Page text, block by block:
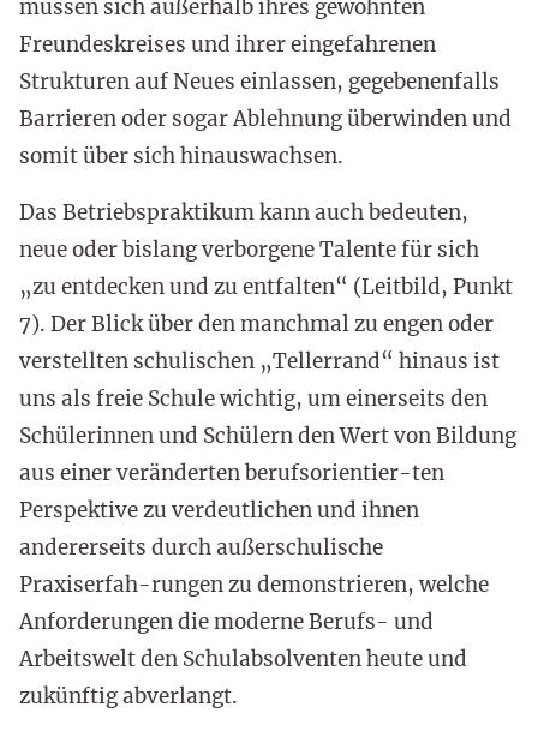
müssen sich außerhalb ihres gewohnten
Freundeskreises und ihrer eingefahrenen
Strukturen auf Neues einlassen, gegebenenfalls
Barrieren oder sogar Ablehnung überwinden und
somit über sich hinauswachsen.
Das Betriebspraktikum kann auch bedeuten,
neue oder bislang verborgene Talente für sich
„zu entdecken und zu entfalten“ (Leitbild, Punkt
7). Der Blick über den manchmal zu engen oder
verstellten schulischen „Tellerrand“ hinaus ist
uns als freie Schule wichtig, um einerseits den
Schülerinnen und Schülern den Wert von Bildung
aus einer veränderten berufsorientier-ten
Perspektive zu verdeutlichen und ihnen
andererseits durch außerschulische
Praxiserfah-rungen zu demonstrieren, welche
Anforderungen die moderne Berufs- und
Arbeitswelt den Schulabsolventen heute und
zukünftig abverlangt.